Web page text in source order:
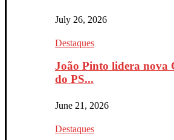
July 26, 2026
Destaques
João Pinto lidera nova
do PS...
June 21, 2026
Destaques